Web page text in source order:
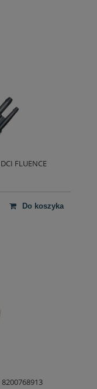
FLUENCE
do koszyka
8200768913